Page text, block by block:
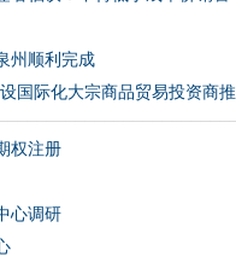
州顺利完成
国际化大宗商品贸易投资商推
权注册
心调研